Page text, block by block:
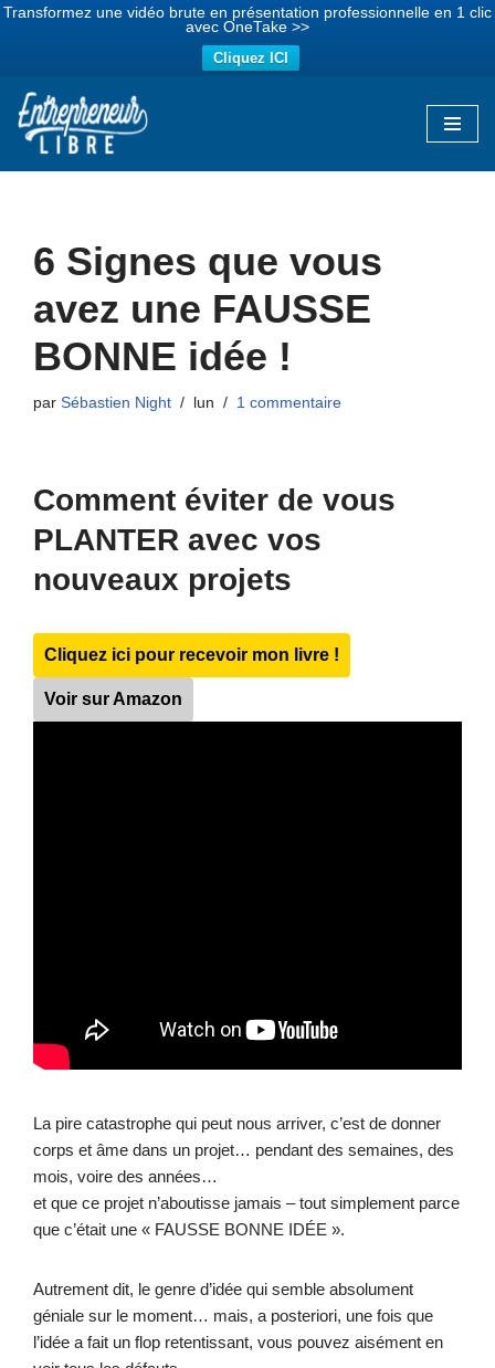
Transformez une vidéo brute en présentation professionnelle en 1 clic
avec OneTake >>
Cliquez ICI
Aller
6 Signes que vous
avez une FAUSSE
BONNE idée !
par Sébastien Night lun 1 commentaire
Comment éviter de vous
PLANTER avec vos
nouveaux projets
Cliquez ici pour recevoir mon livre !
Voir sur Amazon
La pire catastrophe qui peut nous arriver, c’est de donner
corps et âme dans un projet… pendant des semaines, des
mois, voire des années…
et que ce projet n’aboutisse jamais – tout simplement parce
que c’était une « FAUSSE BONNE IDÉE ».
Autrement dit, le genre d’idée qui semble absolument
géniale sur le moment… mais, a posteriori, une fois que
l’idée a fait un flop retentissant, vous pouvez aisément en